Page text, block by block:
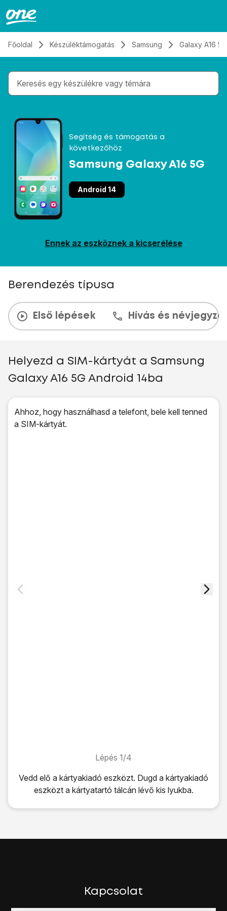
Főoldal Készüléktámogatás Samsung Galaxy A16 5G
Gépelés közben megjelennek a keresési
Segítség és támogatás a
következőhöz
Samsung Galaxy A16 5G
Android 14
Ennek az eszköznek a kicserélése
Berendezés típusa
Első lépések Hívás és
Helyezd a SIM-kártyát a Samsung
Galaxy A16 5G Android 14ba
Ahhoz, hogy használhasd a telefont, bele kell tenned
a SIM-kártyát.
Lépés 1/4
Lépés 1/4
Vedd elő a kártyakiadó eszközt. Dugd a kártyakiadó
eszközt a kártyatartó tálcán lévő kis lyukba.
Vedd elő a kártyakiadó eszközt. Dugd a kártyakiadó
Kapcsolat